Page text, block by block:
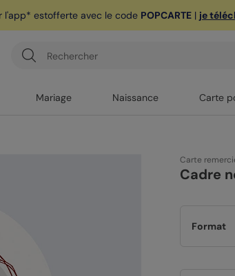
l'app* estofferte avec le code POPCARTE| je
Mariage Naissance Carte
Carte
Cadre
Format